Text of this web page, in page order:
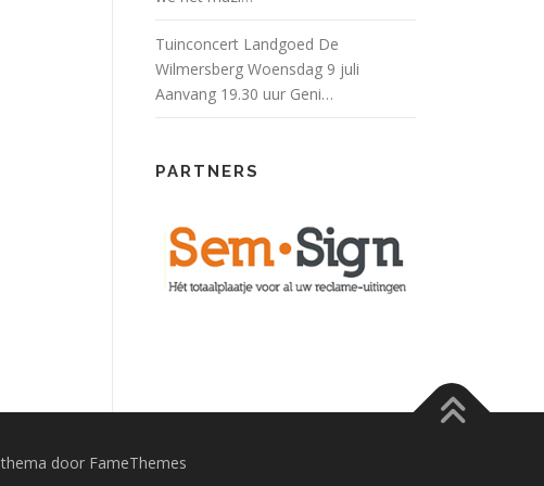
Tuinconcert Landgoed De
Wilmersberg Woensdag 9 juli
Aanvang 19.30 uur Geni…
PARTNERS
thema door FameThemes